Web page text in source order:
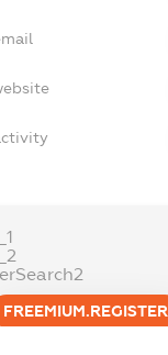
FREEMIUM.REGISTER